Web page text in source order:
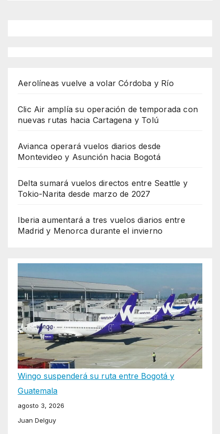
Aerolíneas vuelve a volar Córdoba y Río
Clic Air amplía su operación de temporada con
nuevas rutas hacia Cartagena y Tolú
Avianca operará vuelos diarios desde
Montevideo y Asunción hacia Bogotá
Delta sumará vuelos directos entre Seattle y
Tokio-Narita desde marzo de 2027
Iberia aumentará a tres vuelos diarios entre
Madrid y Menorca durante el invierno
Wingo suspenderá su ruta entre Bogotá y
Guatemala
agosto 3, 2026
Juan Delguy